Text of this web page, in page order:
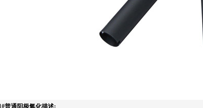
普通阳极氧化描述: